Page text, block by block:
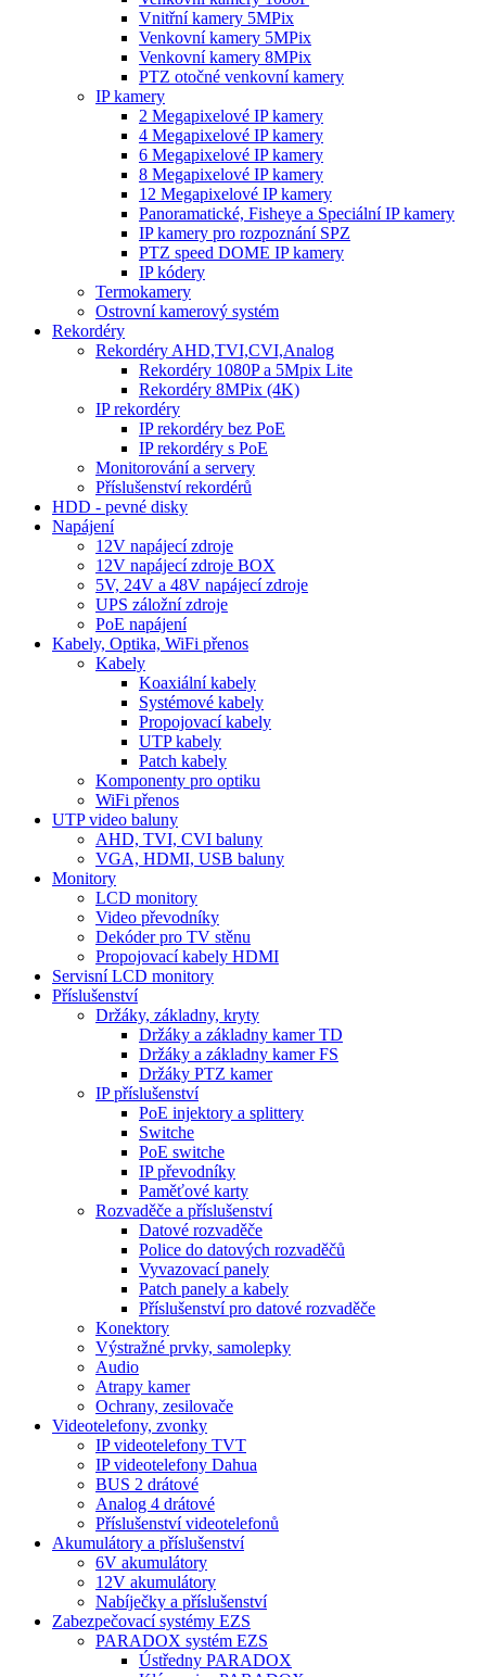
Vnitřní kamery 5MPix
Venkovní kamery 5MPix
Venkovní kamery 8MPix
PTZ otočné venkovní kamery
IP kamery
2 Megapixelové IP kamery
4 Megapixelové IP kamery
6 Megapixelové IP kamery
8 Megapixelové IP kamery
12 Megapixelové IP kamery
Panoramatické, Fisheye a Speciální IP kamery
IP kamery pro rozpoznání SPZ
PTZ speed DOME IP kamery
IP kódery
Termokamery
Ostrovní kamerový systém
Rekordéry
Rekordéry AHD,TVI,CVI,Analog
Rekordéry 1080P a 5Mpix Lite
Rekordéry 8MPix (4K)
IP rekordéry
IP rekordéry bez PoE
IP rekordéry s PoE
Monitorování a servery
Příslušenství rekordérů
HDD - pevné disky
Napájení
12V napájecí zdroje
12V napájecí zdroje BOX
5V, 24V a 48V napájecí zdroje
UPS záložní zdroje
PoE napájení
Kabely, Optika, WiFi přenos
Kabely
Koaxiální kabely
Systémové kabely
Propojovací kabely
UTP kabely
Patch kabely
Komponenty pro optiku
WiFi přenos
UTP video baluny
AHD, TVI, CVI baluny
VGA, HDMI, USB baluny
Monitory
LCD monitory
Video převodníky
Dekóder pro TV stěnu
Propojovací kabely HDMI
Servisní LCD monitory
Příslušenství
Držáky, základny, kryty
Držáky a základny kamer TD
Držáky a základny kamer FS
Držáky PTZ kamer
IP příslušenství
PoE injektory a splittery
Switche
PoE switche
IP převodníky
Paměťové karty
Rozvaděče a příslušenství
Datové rozvaděče
Police do datových rozvaděčů
Vyvazovací panely
Patch panely a kabely
Příslušenství pro datové rozvaděče
Konektory
Výstražné prvky, samolepky
Audio
Atrapy kamer
Ochrany, zesilovače
Videotelefony, zvonky
IP videotelefony TVT
IP videotelefony Dahua
BUS 2 drátové
Analog 4 drátové
Příslušenství videotelefonů
Akumulátory a příslušenství
6V akumulátory
12V akumulátory
Nabíječky a příslušenství
Zabezpečovací systémy EZS
PARADOX systém EZS
Ústředny PARADOX